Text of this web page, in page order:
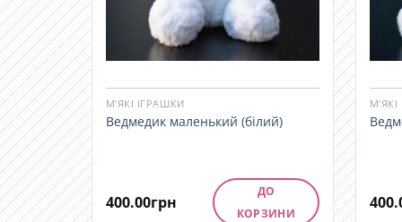
М’ЯКІ ІГРАШКИ
Ведмедик маленький (білий)
400.00грн
ДО
КОРЗИНИ